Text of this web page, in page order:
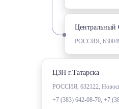
РОССИЯ,
ЦЗН г.Татарска
РОССИЯ, 632122,
+7 (383) 642-08-70, +7